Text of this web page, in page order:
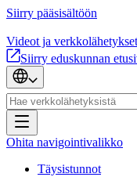
Siirry pääsisältöön
Videot ja verkkolähetykset
Siirry eduskunnan
Ohita navigointivalikko
Täysistunnot